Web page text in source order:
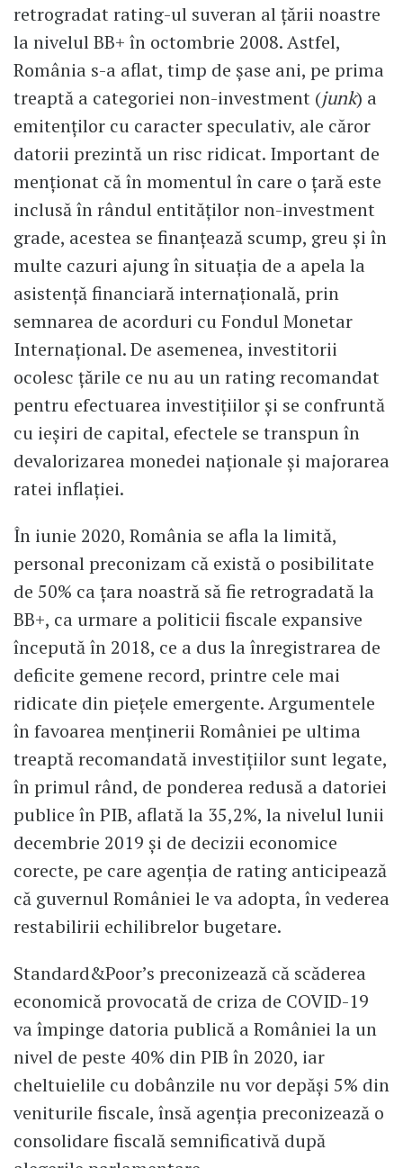
retrogradat rating-ul suveran al țării noastre
la nivelul BB+ în octombrie 2008. Astfel,
România s-a aflat, timp de șase ani, pe prima
treaptă a categoriei non-investment (junk) a
emitenților cu caracter speculativ, ale căror
datorii prezintă un risc ridicat. Important de
menționat că în momentul în care o țară este
inclusă în rândul entităților non-investment
grade, acestea se finanțează scump, greu și în
multe cazuri ajung în situația de a apela la
asistență financiară internațională, prin
semnarea de acorduri cu Fondul Monetar
Internațional. De asemenea, investitorii
ocolesc țările ce nu au un rating recomandat
pentru efectuarea investițiilor și se confruntă
cu ieșiri de capital, efectele se transpun în
devalorizarea monedei naționale și majorarea
ratei inflației.
În iunie 2020, România se afla la limită,
personal preconizam că există o posibilitate
de 50% ca țara noastră să fie retrogradată la
BB+, ca urmare a politicii fiscale expansive
începută în 2018, ce a dus la înregistrarea de
deficite gemene record, printre cele mai
ridicate din piețele emergente. Argumentele
în favoarea menținerii României pe ultima
treaptă recomandată investițiilor sunt legate,
în primul rând, de ponderea redusă a datoriei
publice în PIB, aflată la 35,2%, la nivelul lunii
decembrie 2019 și de decizii economice
corecte, pe care agenția de rating anticipează
că guvernul României le va adopta, în vederea
restabilirii echilibrelor bugetare.
Standard&Poor’s preconizează că scăderea
economică provocată de criza de COVID-19
va împinge datoria publică a României la un
nivel de peste 40% din PIB în 2020, iar
cheltuielile cu dobânzile nu vor depăși 5% din
veniturile fiscale, însă agenția preconizează o
consolidare fiscală semnificativă după